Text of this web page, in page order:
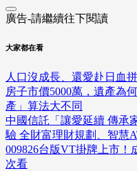
廣告-請繼續往下閱讀
大家都在看
人口沒成長、還愛赴日血
房子市價5000萬，遺產為
產」算法大不同
中國信託「讓愛延續 傳承
驗 全財富理財規劃、智慧
009826台版VT掛牌上市
次看